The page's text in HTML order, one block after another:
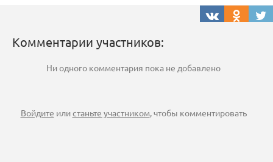
Комментарии участников:
Ни одного комментария пока не добавлено
Войдите илистаньте участником, чтобы комментировать